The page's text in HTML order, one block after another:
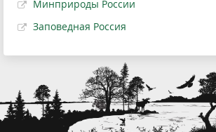
Минприроды России
Заповедная Россия